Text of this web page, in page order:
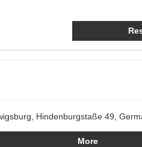
Hindenburgstaße 49,
More